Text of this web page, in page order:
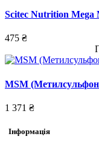
Scitec Nutrition Mega
475 ₴
MSM
1 371 ₴
Інформація